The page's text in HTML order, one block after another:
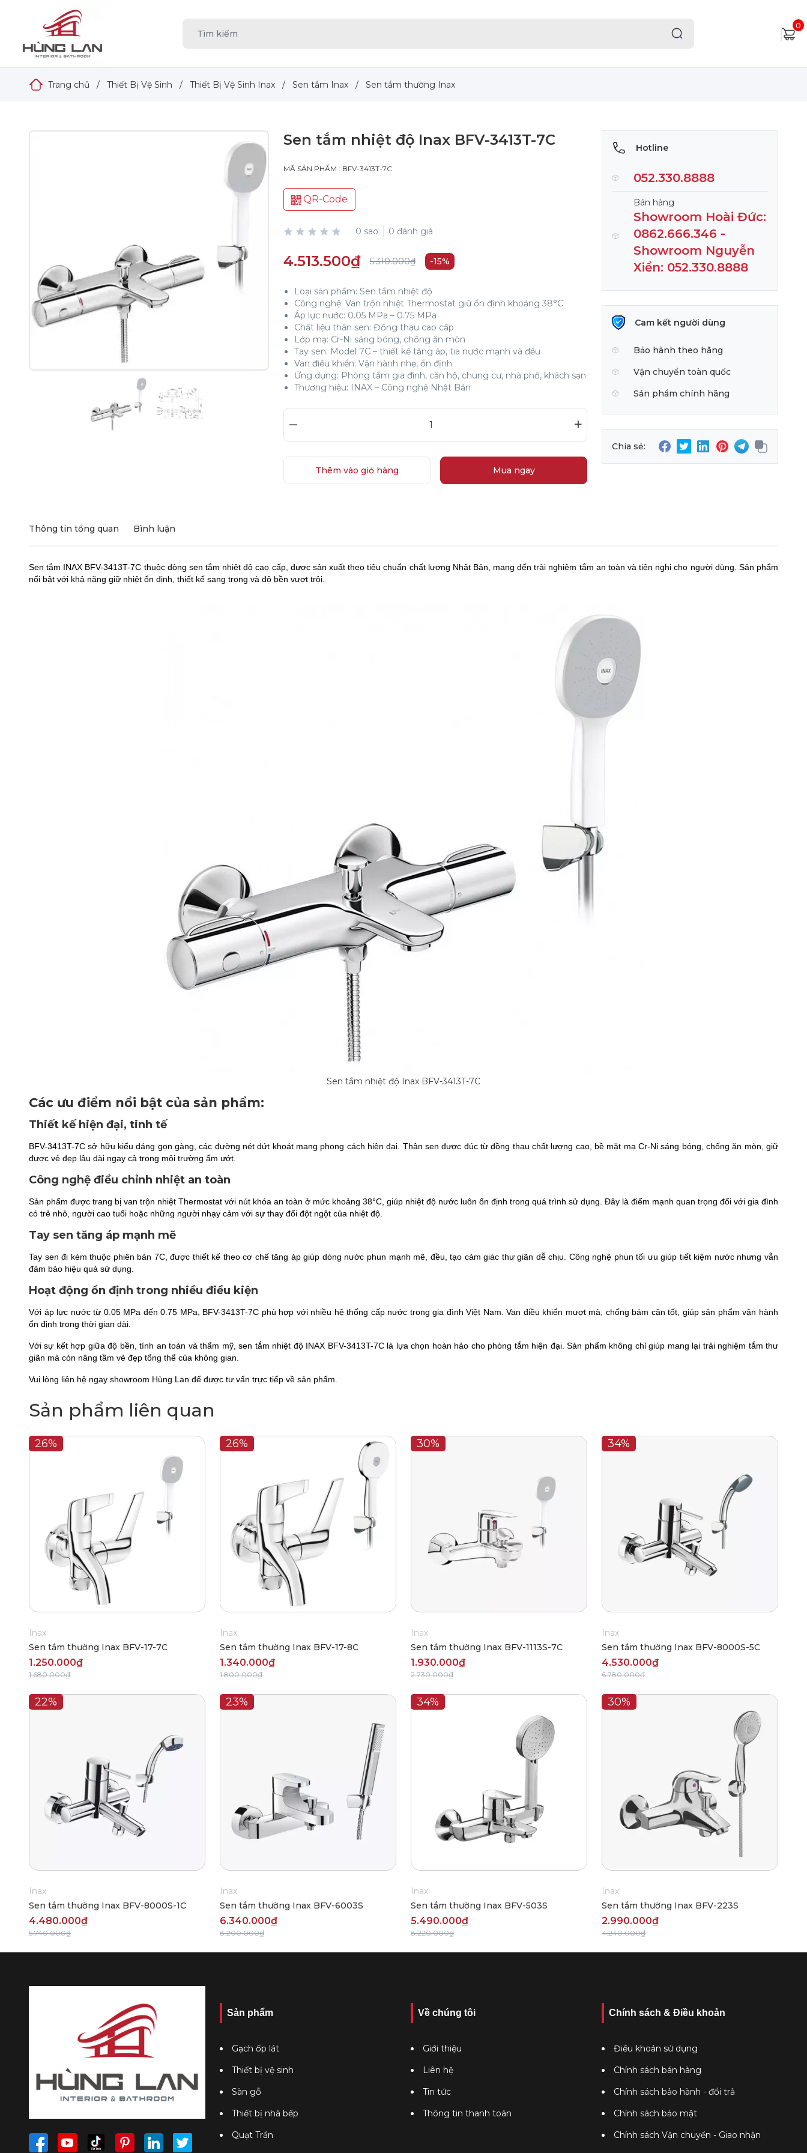
0
Trang chủ / Thiết Bị Vệ Sinh / Thiết Bị Vệ Sinh Inax / Sen tắm Inax / Sen tắm thường Inax
Sen tắm nhiệt độ Inax BFV-3413T-7C
MÃ SẢN PHẨM : BFV-3413T-7C
QR-Code
0 sao 0 đánh giá
4.513.500₫ 5.310.000₫ -15%
Loại sản phẩm: Sen tắm nhiệt độ
Công nghệ: Van trộn nhiệt Thermostat giữ ổn định khoảng 38°C
Áp lực nước: 0.05 MPa – 0.75 MPa
Chất liệu thân sen: Đồng thau cao cấp
Lớp mạ: Cr-Ni sáng bóng, chống ăn mòn
Tay sen: Model 7C – thiết kế tăng áp, tia nước mạnh và đều
Van điều khiển: Vận hành nhẹ, ổn định
Ứng dụng: Phòng tắm gia đình, căn hộ, chung cư, nhà phố, khách sạn
Thương hiệu: INAX – Công nghệ Nhật Bản
– +
Thêm vào giỏ hàng Mua ngay
Hotline
052.330.8888
Bán hàng
Showroom Hoài Đức:
0862.666.346 -
Showroom Nguyễn
Xiển: 052.330.8888
Cam kết người dùng
Bảo hành theo hãng
Vận chuyển toàn quốc
Sản phẩm chính hãng
Chia sẻ:
Thông tin tổng quan Bình luận
Sen tắm INAX BFV-3413T-7C thuộc dòng sen tắm nhiệt độ cao cấp, được sản xuất theo tiêu chuẩn chất lượng Nhật Bản, mang đến trải nghiệm tắm an toàn và tiện nghi cho người dùng. Sản phẩm
nổi bật với khả năng giữ nhiệt ổn định, thiết kế sang trọng và độ bền vượt trội.
Sen tắm nhiệt độ Inax BFV-3413T-7C
Các ưu điểm nổi bật của sản phẩm:
Thiết kế hiện đại, tinh tế
BFV-3413T-7C sở hữu kiểu dáng gọn gàng, các đường nét dứt khoát mang phong cách hiện đại. Thân sen được đúc từ đồng thau chất lượng cao, bề mặt mạ Cr-Ni sáng bóng, chống ăn mòn, giữ
được vẻ đẹp lâu dài ngay cả trong môi trường ẩm ướt.
Công nghệ điều chỉnh nhiệt an toàn
Sản phẩm được trang bị van trộn nhiệt Thermostat với nút khóa an toàn ở mức khoảng 38°C, giúp nhiệt độ nước luôn ổn định trong quá trình sử dụng. Đây là điểm mạnh quan trọng đối với gia đình
có trẻ nhỏ, người cao tuổi hoặc những người nhạy cảm với sự thay đổi đột ngột của nhiệt độ.
Tay sen tăng áp mạnh mẽ
Tay sen đi kèm thuộc phiên bản 7C, được thiết kế theo cơ chế tăng áp giúp dòng nước phun mạnh mẽ, đều, tạo cảm giác thư giãn dễ chịu. Công nghệ phun tối ưu giúp tiết kiệm nước nhưng vẫn
đảm bảo hiệu quả sử dụng.
Hoạt động ổn định trong nhiều điều kiện
Với áp lực nước từ 0.05 MPa đến 0.75 MPa, BFV-3413T-7C phù hợp với nhiều hệ thống cấp nước trong gia đình Việt Nam. Van điều khiển mượt mà, chống bám cặn tốt, giúp sản phẩm vận hành
ổn định trong thời gian dài.
Với sự kết hợp giữa độ bền, tính an toàn và thẩm mỹ, sen tắm nhiệt độ INAX BFV-3413T-7C là lựa chọn hoàn hảo cho phòng tắm hiện đại. Sản phẩm không chỉ giúp mang lại trải nghiệm tắm thư
giãn mà còn nâng tầm vẻ đẹp tổng thể của không gian.
Vui lòng liên hệ ngay showroom Hùng Lan để được tư vấn trực tiếp về sản phẩm.
Sản phẩm liên quan
26%
Inax
Sen tắm thường Inax BFV-17-7C
1.250.000₫
1.680.000₫
26%
Inax
Sen tắm thường Inax BFV-17-8C
1.340.000₫
1.800.000₫
30%
Inax
Sen tắm thường Inax BFV-1113S-7C
1.930.000₫
2.730.000₫
34%
Inax
Sen tắm thường Inax BFV-8000S-5C
4.530.000₫
6.780.000₫
22%
Inax
Sen tắm thường Inax BFV-8000S-1C
4.480.000₫
5.740.000₫
23%
Inax
Sen tắm thường Inax BFV-6003S
6.340.000₫
8.200.000₫
34%
Inax
Sen tắm thường Inax BFV-503S
5.490.000₫
8.220.000₫
30%
Inax
Sen tắm thường Inax BFV-223S
2.990.000₫
4.240.000₫
Sản phẩm
Gạch ốp lát
Thiết bị vệ sinh
Sàn gỗ
Thiết bị nhà bếp
Quạt Trần
Về chúng tôi
Giới thiệu
Liên hệ
Tin tức
Thông tin thanh toán
Chính sách & Điều khoản
Điều khoản sử dụng
Chính sách bán hàng
Chính sách bảo hành - đổi trả
Chính sách bảo mật
Chính sách Vận chuyển - Giao nhận